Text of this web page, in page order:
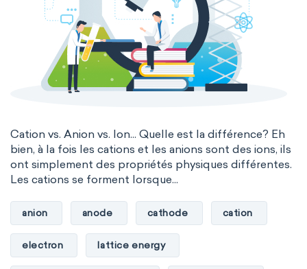
Cation vs. Anion vs. Ion... Quelle est la différence? Eh
bien, à la fois les cations et les anions sont des ions, ils
ont simplement des propriétés physiques différentes.
Les cations se forment lorsque...
anion anode cathode cation
electron lattice energy